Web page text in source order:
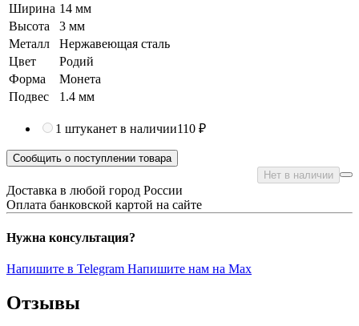
Ширина 14 мм
Высота
3 мм
Металл
Нержавеющая сталь
Цвет
Родий
Форма
Монета
Подвес
1.4 мм
1 штуканет в наличии110 ₽
Сообщить о поступлении товара
Нет в наличии
Доставка в любой город России
Оплата банковской картой на сайте
Нужна консультация?
Напишите в Telegram Напишите нам на Max
Отзывы